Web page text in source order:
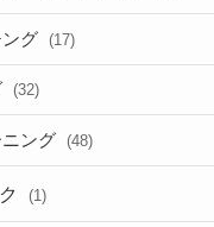
グ (17)
(32)
ング (48)
(1)